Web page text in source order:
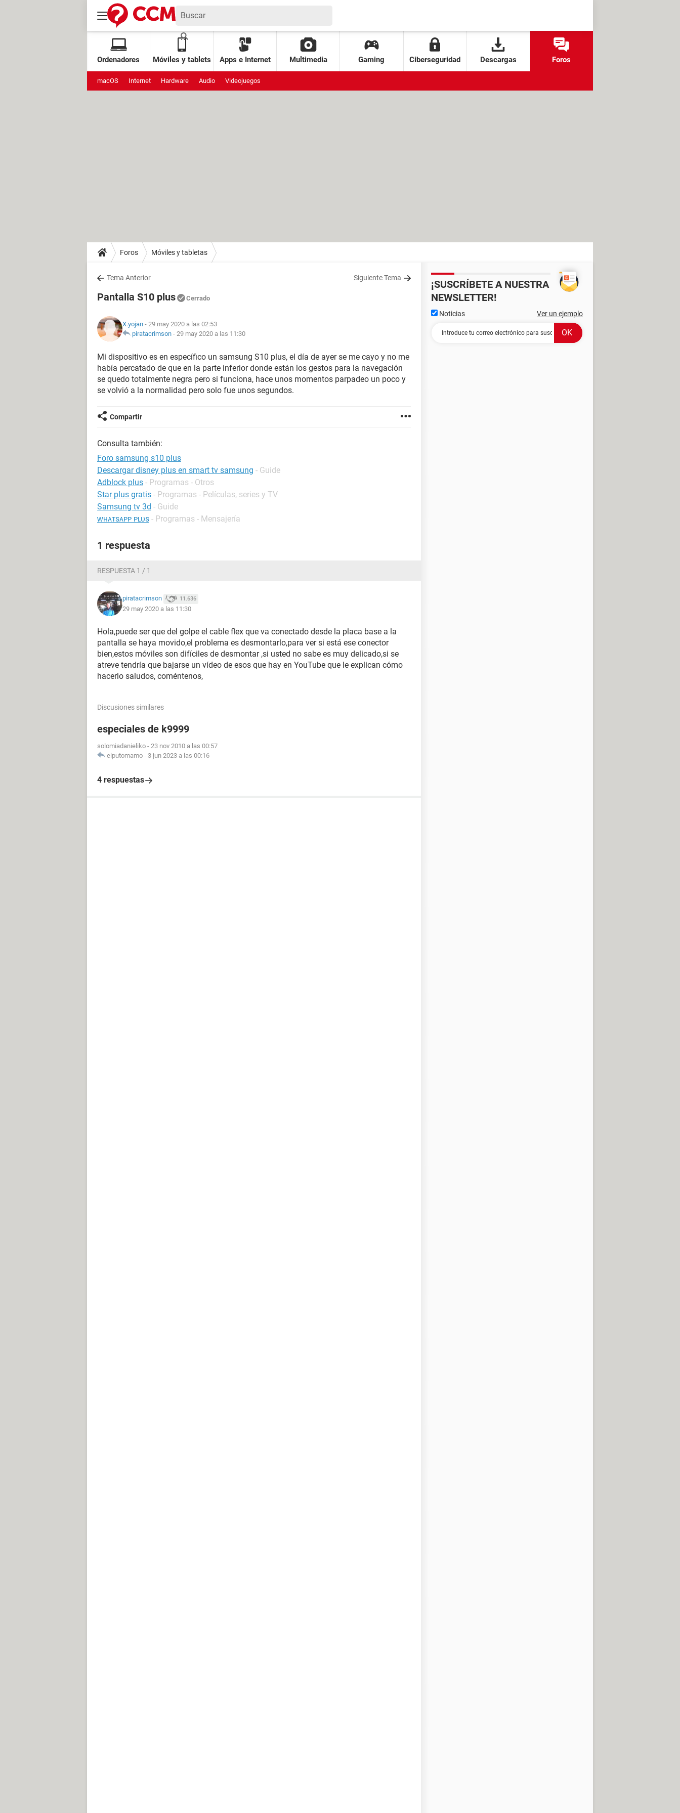
Ordenadores Móviles y tablets Apps e Internet Multimedia Gaming Ciberseguridad Descargas Foros
macOS Internet Hardware Audio Videojuegos
Foros Móviles y tabletas
Tema Anterior Siguiente Tema
Pantalla S10 plus Cerrado
X.yojan - 29 may 2020 a las 02:53
piratacrimson - 29 may 2020 a las 11:30
Mi dispositivo es en específico un samsung S10 plus, el día de ayer se me cayo y no me
había percatado de que en la parte inferior donde están los gestos para la navegación
se quedo totalmente negra pero si funciona, hace unos momentos parpadeo un poco y
se volvió a la normalidad pero solo fue unos segundos.
Compartir
Consulta también:
Foro samsung s10 plus
Descargar disney plus en smart tv samsung - Guide
Adblock plus - Programas - Otros
Star plus gratis - Programas - Películas, series y TV
Samsung tv 3d - Guide
ᴡʜᴀᴛsᴀᴘᴘ ᴘʟᴜs - Programas - Mensajería
1 respuesta
RESPUESTA 1 / 1
piratacrimson 11.636
29 may 2020 a las 11:30
Hola,puede ser que del golpe el cable flex que va conectado desde la placa base a la
pantalla se haya movido,el problema es desmontarlo,para ver si está ese conector
bien,estos móviles son difíciles de desmontar ,si usted no sabe es muy delicado,si se
atreve tendría que bajarse un vídeo de esos que hay en YouTube que le explican cómo
hacerlo saludos, coméntenos,
Discusiones similares
especiales de k9999
solomiadanieliko - 23 nov 2010 a las 00:57
elputomamo - 3 jun 2023 a las 00:16
4 respuestas
¡SUSCRÍBETE A NUESTRA
NEWSLETTER!
Noticias Ver un ejemplo